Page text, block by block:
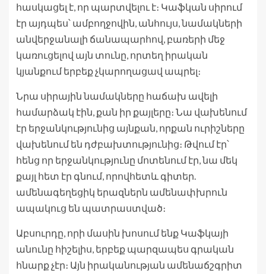
հասկացել է, որ պարտվելու է։ Կաֆկան սիրում
էր այդպես՝ ամբողջովին, անհույս, նամակների
անվերջանալի ճանապարհով, բառերի մեջ
կառուցելով այն տունը, որտեղ իրական
կյանքում երբեք չկարողացավ ապրել։
Նրա սիրային նամակները հաճախ ավելի
համարձակ էին, քան իր քայլերը։ Նա վախենում
էր երջանկությունից այնքան, որքան ուրիշները
վախենում են դժբախտությունից։ Թվում էր՝
հենց որ երջանկությունը մոտենում էր, նա մեկ
քայլ հետ էր գնում, որովհետև գիտեր.
ամենագեղեցիկ երազներն ամենափխրուն
ապակուց են պատրաստված։
Աբսուրդը, որի մասին խոսում ենք Կաֆկայի
անունը հիշելիս, երբեք պարզապես գրական
հնարք չէր։ Այն իրականության ամենաճշգրիտ